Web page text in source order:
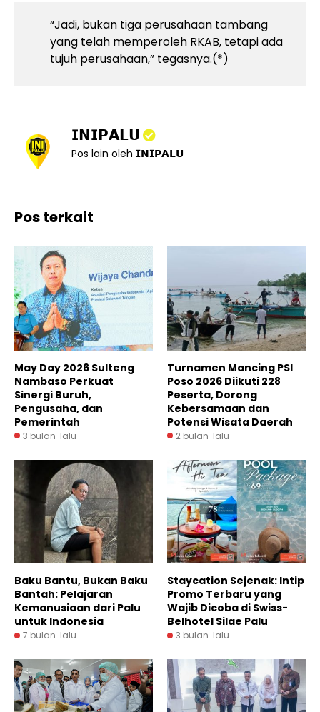
“Jadi, bukan tiga perusahaan tambang
yang telah memperoleh RKAB, tetapi ada
tujuh perusahaan,” tegasnya.(*)
𝗜𝗡𝗜𝗣𝗔𝗟𝗨
Pos lain oleh 𝗜𝗡𝗜𝗣𝗔𝗟𝗨
Pos terkait
May Day 2026 Sulteng
Nambaso Perkuat
Sinergi Buruh,
Pengusaha, dan
Pemerintah
3 bulan lalu
Turnamen Mancing PSI
Poso 2026 Diikuti 228
Peserta, Dorong
Kebersamaan dan
Potensi Wisata Daerah
2 bulan lalu
Baku Bantu, Bukan Baku
Bantah: Pelajaran
Kemanusiaan dari Palu
untuk Indonesia
7 bulan lalu
Staycation Sejenak: Intip
Promo Terbaru yang
Wajib Dicoba di Swiss-
Belhotel Silae Palu
3 bulan lalu